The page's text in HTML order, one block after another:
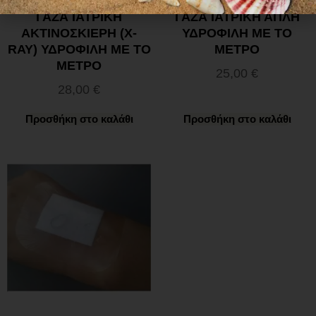
ΓΑΖΑ ΙΑΤΡΙΚΗ
ΑΚΤΙΝΟΣΚΙΕΡΗ (X-
RAY) ΥΔΡΟΦΙΛΗ ΜΕ ΤΟ
ΜΕΤΡΟ
28,00 €
Προσθήκη στο καλάθι
ΓΑΖΑ ΙΑΤΡΙΚΗ ΑΠΛΗ
ΥΔΡΟΦΙΛΗ ΜΕ ΤΟ
ΜΕΤΡΟ
25,00 €
Προσθήκη στο καλάθι